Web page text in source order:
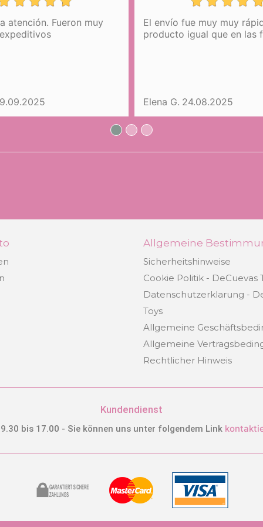
atención. Fueron muy
El envío fue muy muy
producto igual que en las
Elena G. 24.08.2025
Allgemeine
Sicherheitshinweise
Cookie Politik - DeCuevas
Datenschutzerklarung -
Toys
Allgemeine
Allgemeine
Rechtlicher Hinweis
Kundendienst
bis 17.00 - Sie können uns unter folgendem Link